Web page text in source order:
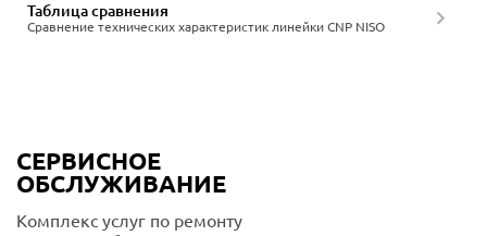
Сравнение технических характеристик линейки CNP NISO
Таблица сравнения
СЕРВИСНОЕ
ОБСЛУЖИВАНИЕ
Комплекс услуг по ремонту